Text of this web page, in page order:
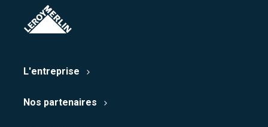
L'entreprise
Nos partenaires